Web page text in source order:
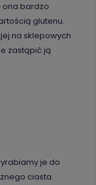
ona bardzo
glutenu.
na sklepowych
zastąpić ją
je do
ciasta.